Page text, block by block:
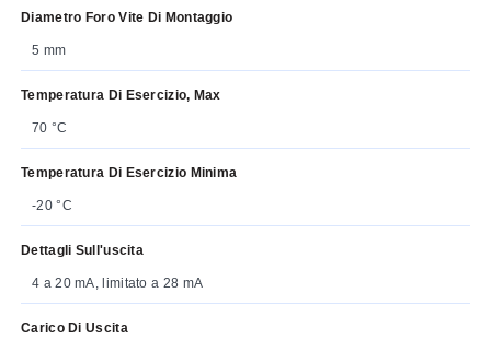
Diametro Foro Vite Di Montaggio
5 mm
Temperatura Di Esercizio, Max
70 °C
Temperatura Di Esercizio Minima
-20 °C
Dettagli Sull'uscita
4 a 20 mA, limitato a 28 mA
Carico Di Uscita